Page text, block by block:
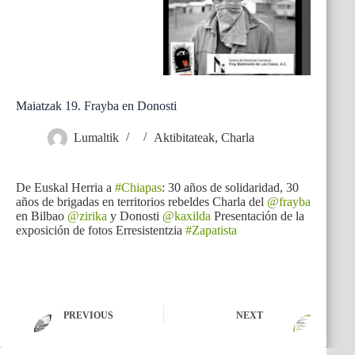
Maiatzak 19. Frayba en Donosti
Lumaltik Aktibitateak, Charla
De Euskal Herria a #Chiapas: 30 años de solidaridad, 30
años de brigadas en territorios rebeldes Charla del @frayba
en Bilbao @zirika y Donosti @kaxilda Presentación de la
exposición de fotos Erresistentzia #Zapatista
PREVIOUS NEXT